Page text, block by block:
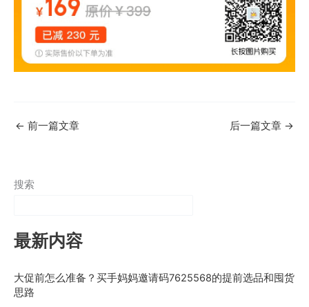
← 前一篇文章 后一篇文章 →
搜索
最新内容
大促前怎么准备？买手妈妈邀请码7625568的提前选品和囤货
思路